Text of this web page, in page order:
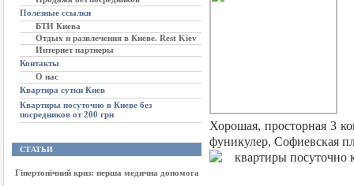
Полезные ссылки
БТИ Киева
Отдых и развлечения в Киеве. Rest Kiev
Интернет партнеры
Контакты
О нас
Квартира сутки Киев
Квартиры посуточно в Киеве без
посредников от 200 грн
СТАТЬИ
Гіпертонічний криз: перша медична допомога
Хорошая, просторная 3
фуникулер, Софиевская